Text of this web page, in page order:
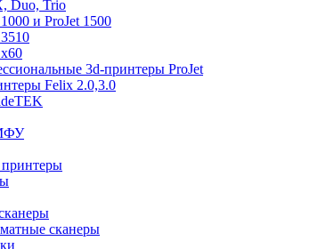
Duo, Trio
и ProJet 1500
3d-принтеры ProJet
Felix 2.0,3.0
сканеры